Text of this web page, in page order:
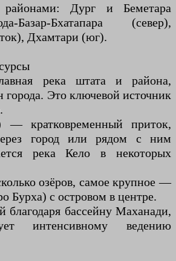
Дург и Беметара
Базар-Бхатапара (север),
Дхамтари (юг).
река штата и района,
города. Это ключевой источник
— кратковременный приток,
город или рядом с ним
река Кело в некоторых
озёров, самое крупное —
Бурха) с островом в центре.
благодаря бассейну Маханади,
интенсивному ведению